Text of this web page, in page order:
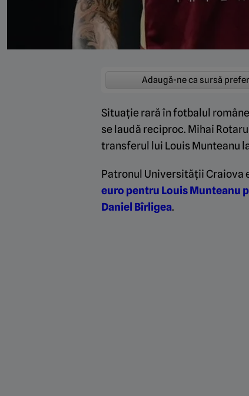
Adaugă-ne ca sursă
Situație rară în fotbalul
se laudă reciproc. Mihai
transferul lui Louis Munteanu
Patronul Universității Craiova
euro pentru Louis Munteanu
Daniel Bîrligea.